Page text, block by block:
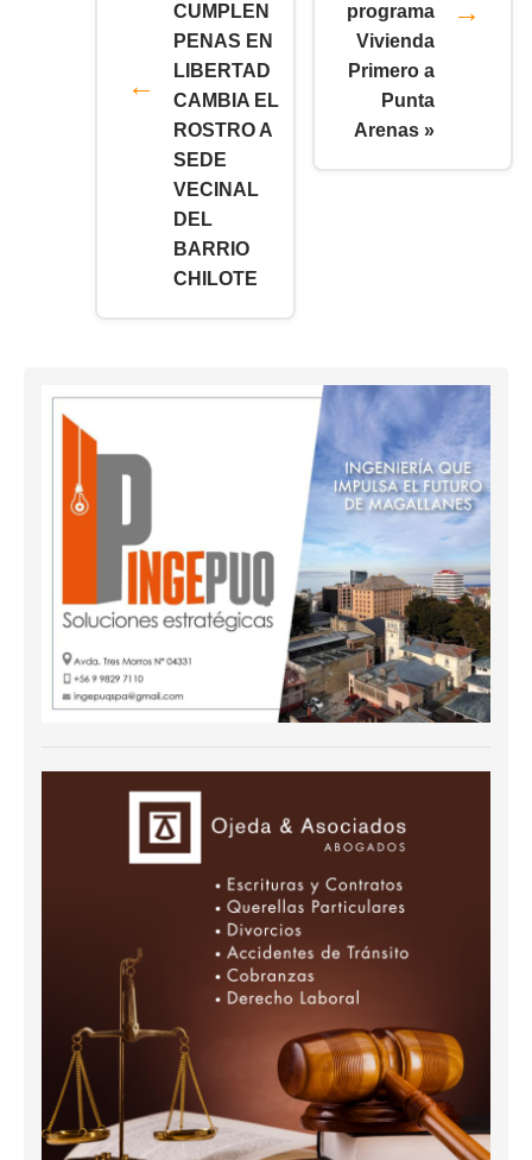
CUMPLEN
PENAS EN
LIBERTAD
CAMBIA EL
ROSTRO A
SEDE
VECINAL
DEL
BARRIO
CHILOTE
programa
Vivienda
Primero a
Punta
Arenas »